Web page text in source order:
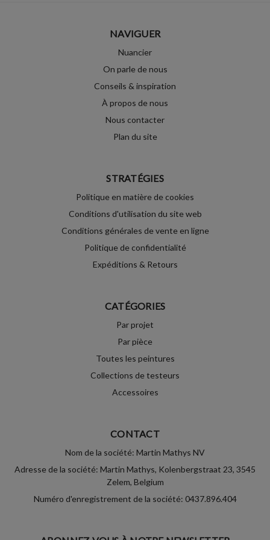
NAVIGUER
Nuancier
On parle de nous
Conseils & inspiration
À propos de nous
Nous contacter
Plan du site
STRATÉGIES
Politique en matière de cookies
Conditions d'utilisation du site web
Conditions générales de vente en ligne
Politique de confidentialité
Expéditions & Retours
CATÉGORIES
Par projet
Par pièce
Toutes les peintures
Collections de testeurs
Accessoires
CONTACT
Nom de la société: Martin Mathys NV
Adresse de la société: Martin Mathys, Kolenbergstraat 23, 3545
Zelem, Belgium
Numéro d'enregistrement de la société: 0437.896.404